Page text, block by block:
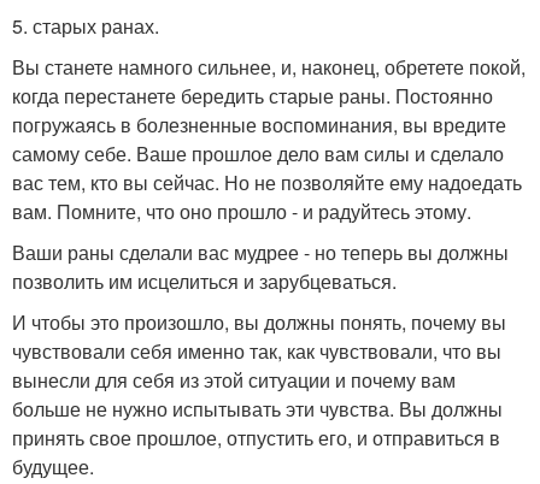
5. старых ранах.
Вы станете намного сильнее, и, наконец, обретете покой,
когда перестанете бередить старые раны. Постоянно
погружаясь в болезненные воспоминания, вы вредите
самому себе. Ваше прошлое дело вам силы и сделало
вас тем, кто вы сейчас. Но не позволяйте ему надоедать
вам. Помните, что оно прошло - и радуйтесь этому.
Ваши раны сделали вас мудрее - но теперь вы должны
позволить им исцелиться и зарубцеваться.
И чтобы это произошло, вы должны понять, почему вы
чувствовали себя именно так, как чувствовали, что вы
вынесли для себя из этой ситуации и почему вам
больше не нужно испытывать эти чувства. Вы должны
принять свое прошлое, отпустить его, и отправиться в
будущее.